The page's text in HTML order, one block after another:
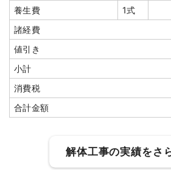
ブロック塀撤去 1式
家具・家電処分
家具・家電処分
室内残置物撤去
諸経費
値引き
養生費
1式
諸経費
値引き
小計
消費税
合計金額
解体工事の実績をさ